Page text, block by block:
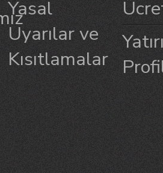
Yasal
Uyarılar ve
Kısıtlamalar